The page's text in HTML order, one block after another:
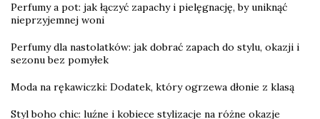
Perfumy a pot: jak łączyć zapachy i pielęgnację, by uniknąć
nieprzyjemnej woni
Perfumy dla nastolatków: jak dobrać zapach do stylu, okazji i
sezonu bez pomyłek
Moda na rękawiczki: Dodatek, który ogrzewa dłonie z klasą
Styl boho chic: luźne i kobiece stylizacje na różne okazje